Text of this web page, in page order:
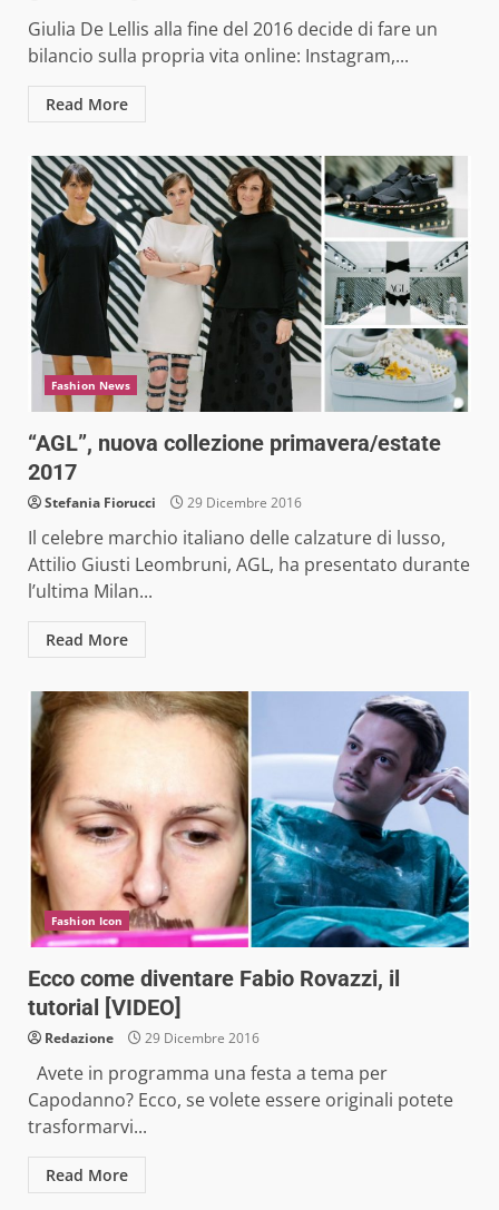
Giulia De Lellis alla fine del 2016 decide di fare un
bilancio sulla propria vita online: Instagram,...
Read More
Fashion News
“AGL”, nuova collezione primavera/estate
2017
Stefania Fiorucci 29 Dicembre 2016
Il celebre marchio italiano delle calzature di lusso,
Attilio Giusti Leombruni, AGL, ha presentato durante
l’ultima Milan...
Read More
Fashion Icon
Ecco come diventare Fabio Rovazzi, il
tutorial [VIDEO]
Redazione 29 Dicembre 2016
Avete in programma una festa a tema per
Capodanno? Ecco, se volete essere originali potete
trasformarvi...
Read More